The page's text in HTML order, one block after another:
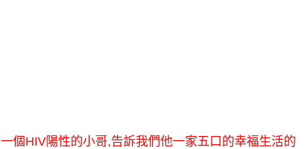
一個HIV陽性的小哥,告訴我們他一家五口的幸福生活的